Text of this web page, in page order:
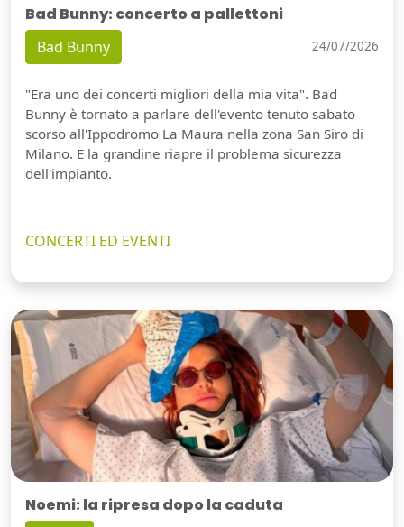
Bad Bunny: concerto a pallettoni
Bad Bunny 24/07/2026
"Era uno dei concerti migliori della mia vita". Bad
Bunny è tornato a parlare dell'evento tenuto sabato
scorso all'Ippodromo La Maura nella zona San Siro di
Milano. E la grandine riapre il problema sicurezza
dell'impianto.
CONCERTI ED EVENTI
Noemi: la ripresa dopo la caduta